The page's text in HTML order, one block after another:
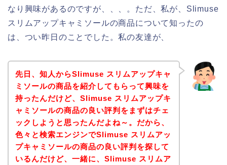
なり興味があるのですが、、、。ただ、私が、Slimuse
スリムアップキャミソールの商品について知ったの
は、つい昨日のことでした。私の友達が、
先日、知人からSlimuse スリムアップキャ
ミソールの商品を紹介してもらって興味を
持ったんだけど、Slimuse スリムアップキ
ャミソールの商品の良い評判をまずはチェ
ックしようと思ったんだよね～。だから、
色々と検索エンジンでSlimuse スリムアッ
プキャミソールの商品の良い評判を探して
いるんだけど、一緒に、Slimuse スリムア